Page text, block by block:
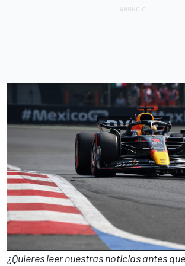
¿Quieres leer nuestras noticias antes